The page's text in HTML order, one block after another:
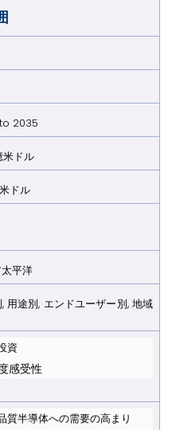
2035
米ドル
ドル
平洋
用途別, エンドユーザー別, 地域
資
感受性
質半導体への需要の高まり